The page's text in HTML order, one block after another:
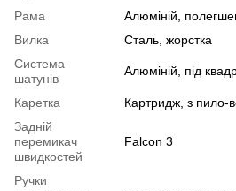
Рама
Алюміній,
Вилка
Сталь, жорстка
Система
шатунів
Алюміній, під
Каретка
Картридж, з пило-
Задній
перемикач
швидкостей
Falcon 3
Ручки